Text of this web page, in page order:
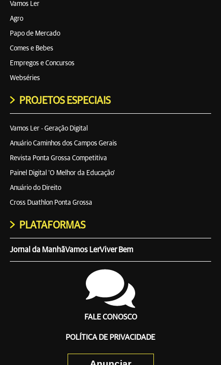
Vamos Ler
Agro
Papo de Mercado
Comes e Bebes
Empregos e Concursos
Webséries
PROJETOS ESPECIAIS
Vamos Ler - Geração Digital
Anuário Caminhos dos Campos Gerais
Revista Ponta Grossa Competitiva
Painel Digital 'O Melhor da Educação'
Anuário do Direito
Cross Duathlon Ponta Grossa
PLATAFORMAS
Jornal da ManhãVamos LerViver Bem
FALE CONOSCO
POLÍTICA DE PRIVACIDADE